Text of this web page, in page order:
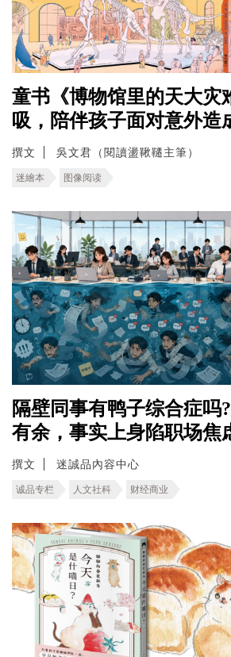
童书《博物馆里的天大灾
吸，陪伴孩子面对意外造
撰文 吳文君（閱讀盪鞦韆主筆）
迷繪本 图像阅读
隔壁同事有鸭子综合症吗
有余，事实上身陷职场焦
撰文 迷誠品內容中心
诚品专栏 人文社科 财经商业